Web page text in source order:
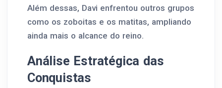
Além dessas, Davi enfrentou outros grupos
como os zoboitas e os matitas, ampliando
ainda mais o alcance do reino.
Análise Estratégica das
Conquistas